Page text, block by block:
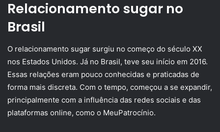
Relacionamento sugar no
Brasil
O relacionamento sugar surgiu no começo do século XX
nos Estados Unidos. Já no Brasil, teve seu início em 2016.
Essas relações eram pouco conhecidas e praticadas de
forma mais discreta. Com o tempo, começou a se expandir,
principalmente com a influência das redes sociais e das
plataformas online, como o MeuPatrocínio.